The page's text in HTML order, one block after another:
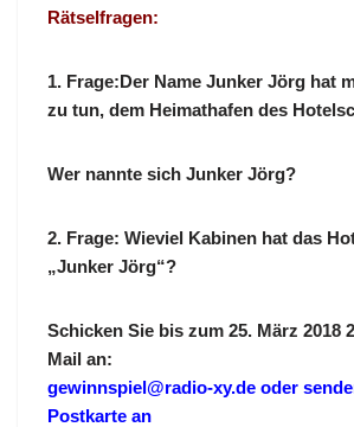
Rätselfragen:
1. Frage:Der Name Junker Jörg hat
zu tun, dem Heimathafen des
Wer nannte sich Junker Jörg?
2. Frage: Wieviel Kabinen hat das
„Junker Jörg“?
Schicken Sie bis zum 25. März 2018
Mail an:
gewinnspiel@radio-xy.de oder
Postkarte an